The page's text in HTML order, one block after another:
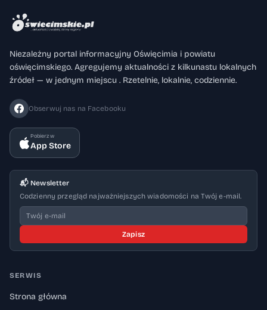
Niezależny portal informacyjny Oświęcimia i powiatu
oświęcimskiego. Agregujemy aktualności z kilkunastu lokalnych
źródeł — w jednym miejscu . Rzetelnie, lokalnie, codziennie.
Obserwuj nas na Facebooku
Pobierz w
App Store
📬 Newsletter
Codzienny przegląd najważniejszych wiadomości na Twój e-mail.
Zapisz
SERWIS
Strona główna